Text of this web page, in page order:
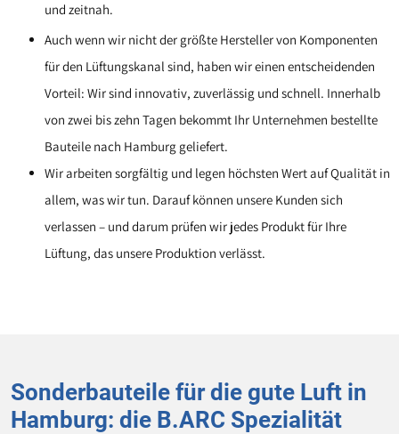
und zeitnah.
Auch wenn wir nicht der größte Hersteller von Komponenten
für den Lüftungskanal sind, haben wir einen entscheidenden
Vorteil: Wir sind innovativ, zuverlässig und schnell. Innerhalb
von zwei bis zehn Tagen bekommt Ihr Unternehmen bestellte
Bauteile nach Hamburg geliefert.
Wir arbeiten sorgfältig und legen höchsten Wert auf Qualität in
allem, was wir tun. Darauf können unsere Kunden sich
verlassen – und darum prüfen wir jedes Produkt für Ihre
Lüftung, das unsere Produktion verlässt.
Sonderbauteile für die gute Luft in
Hamburg: die B.ARC Spezialität